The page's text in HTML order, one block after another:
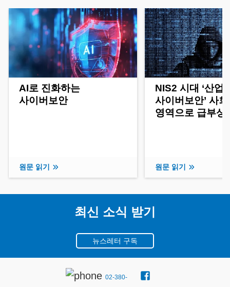
AI로 진화하는
사이버보안
원문 읽기
NIS2 시대 ‘산업
사이버보안’ 사
영역으로 급부상
원문 읽기
최신 소식 받기
뉴스레터 구독
02-380-